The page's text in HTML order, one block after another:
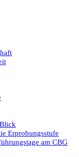
Erprobungsstufe
am CBG